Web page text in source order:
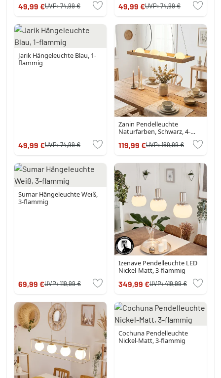
49,99 €UVP:74,99 € 49,99 €UVP:74,99 €
Jarik Hängeleuchte Blau, 1-
flammig
49,99 €UVP:74,99 €
Zanin Pendelleuchte
Naturfarben, Schwarz, 4-
119,99 €UVP:169,99 €
Sumar Hängeleuchte Weiß,
3-flammig
69,99 €UVP:119,99 €
Izenave Pendelleuchte LED
Nickel-Matt, 3-flammig
349,99 €UVP:419,99 €
Cochuna Pendelleuchte
Nickel-Matt, 3-flammig